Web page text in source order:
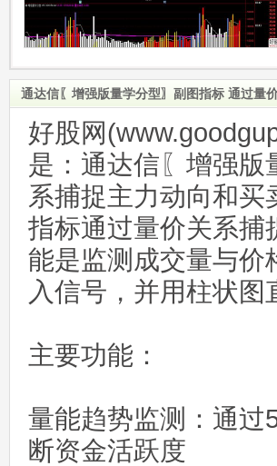
通达信〖增强版量学分型〗副图指标 通过量
好股网
是：通达信〖增强版
系捕捉主力动向和买
指标通过量价关系捕
能是监测成交量与价
入信号，并用柱状
主要功能：‌
量能趋势监测‌：通过
断资金活跃度